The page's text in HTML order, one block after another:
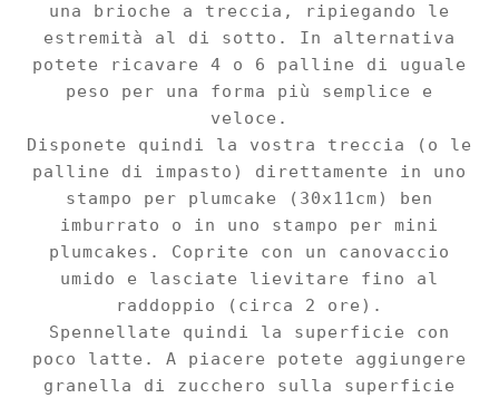
una brioche a treccia,
ripiegando
le
estremità al di sotto . In alternativa
potete ricavare 4 o 6 palline di uguale
peso per una forma più semplice e
veloce.
Disponete quindi la vostra treccia (o le
palline di impasto) direttamente in uno
stampo per plumcake (30x11cm) ben
imburrato o in uno stampo per mini
plumcakes. Coprite con un canovaccio
umido e lasciate lievitare fino al
raddoppio (circa 2 ore) .
Spennellate quindi la superficie con
poco latte .
A piacere potete aggiungere
granella di zucchero sulla superficie